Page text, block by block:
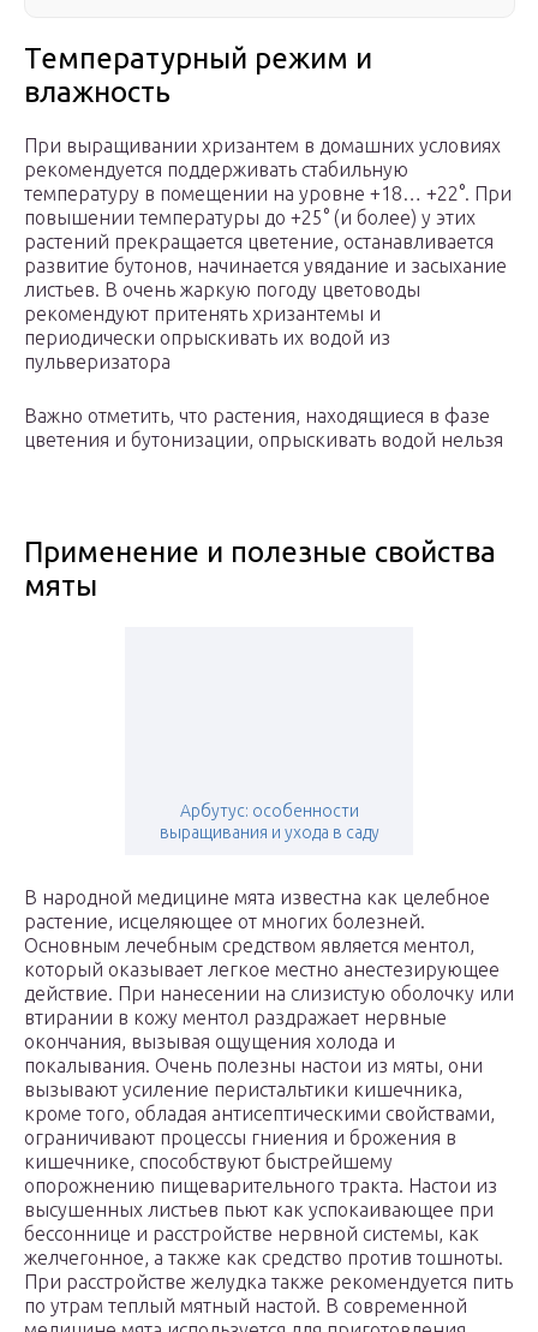
Температурный режим и
влажность
При выращивании хризантем в домашних условиях
рекомендуется поддерживать стабильную
температуру в помещении на уровне +18… +22°. При
повышении температуры до +25° (и более) у этих
растений прекращается цветение, останавливается
развитие бутонов, начинается увядание и засыхание
листьев. В очень жаркую погоду цветоводы
рекомендуют притенять хризантемы и
периодически опрыскивать их водой из
пульверизатора
Важно отметить, что растения, находящиеся в фазе
цветения и бутонизации, опрыскивать водой нельзя
Применение и полезные свойства
мяты
Арбутус: особенности
выращивания и ухода в саду
В народной медицине мята известна как целебное
растение, исцеляющее от многих болезней.
Основным лечебным средством является ментол,
который оказывает легкое местно анестезирующее
действие. При нанесении на слизистую оболочку или
втирании в кожу ментол раздражает нервные
окончания, вызывая ощущения холода и
покалывания. Очень полезны настои из мяты, они
вызывают усиление перистальтики кишечника,
кроме того, обладая антисептическими свойствами,
ограничивают процессы гниения и брожения в
кишечнике, способствуют быстрейшему
опорожнению пищеварительного тракта. Настои из
высушенных листьев пьют как успокаивающее при
бессоннице и расстройстве нервной системы, как
желчегонное, а также как средство против тошноты.
При расстройстве желудка также рекомендуется пить
по утрам теплый мятный настой. В современной